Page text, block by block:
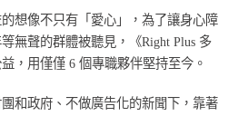
想像不只有「愛心」，為了讓身心障
無聲的群體被聽見，《Right Plus 多
，用僅僅 6 個專職夥伴堅持至今。
和政府、不做廣告化的新聞下，靠著